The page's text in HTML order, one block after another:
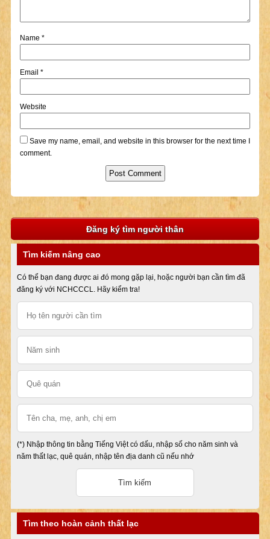
Name *
Email *
Website
Save my name, email, and website in this browser for the next time I
comment.
Đăng ký tìm người thân
Tìm kiếm nâng cao
Có thể bạn đang được ai đó mong gặp lại, hoặc người bạn cần tìm đã
đăng ký với NCHCCCL. Hãy kiểm tra!
(*) Nhập thông tin bằng Tiếng Việt có dấu, nhập số cho năm sinh và
năm thất lạc, quê quán, nhập tên địa danh cũ nếu nhớ
Tìm theo hoàn cảnh thất lạc